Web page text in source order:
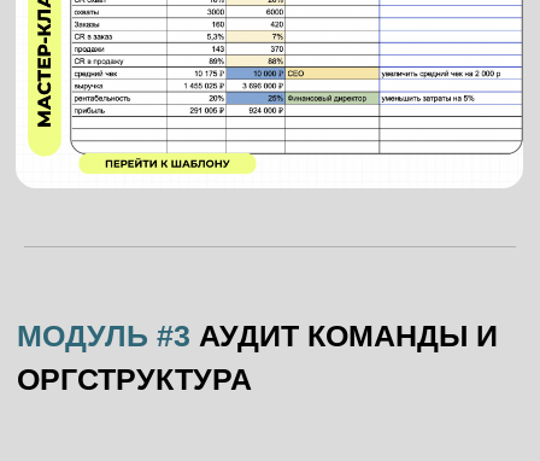
МОДУЛЬ #5ЭФФЕКТИВНЫЕ
ПЛАНЕРКИ